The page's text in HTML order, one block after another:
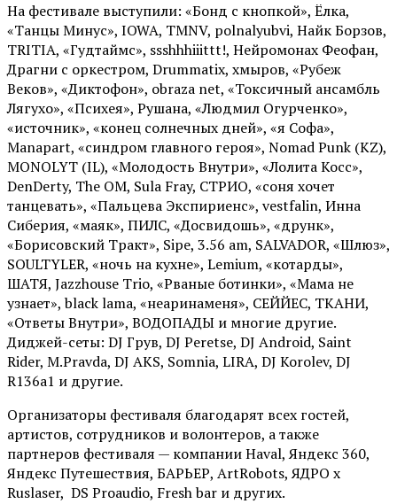
На фестивале выступили: «Бонд с кнопкой», Ёлка,
«Танцы Минус», IOWA, TMNV, polnalyubvi, Найк Борзов,
TRITIA, «Гудтаймс», ssshhhiiittt!, Нейромонах Феофан,
Драгни с оркестром, Drummatix, хмыров, «Рубеж
Веков», «Диктофон», obraza net, «Токсичный ансамбль
Лягухо», «Психея», Рушана, «Людмил Огурченко»,
«источник», «конец солнечных дней», «я Софа»,
Manapart, «синдром главного героя», Nomad Punk (KZ),
MONOLYT (IL), «Молодость Внутри», «Лолита Косс»,
DenDerty, The OM, Sula Fray, СТРИО, «соня хочет
танцевать», «Пальцева Экспириенс», vestfalin, Инна
Сиберия, «маяк», ПИЛС, «Досвидошь», «друнк»,
«Борисовский Тракт», Sipe, 3.56 am, SALVADOR, «Шлюз»,
SOULTYLER, «ночь на кухне», Lemium, «котарды»,
ШАТЯ, Jazzhouse Trio, «Рваные ботинки», «Мама не
узнает», black lama, «неаринаменя», СЕЙЙЕС, ТКАНИ,
«Ответы Внутри», ВОДОПАДЫ и многие другие.
Диджей-сеты: DJ Грув, DJ Peretse, DJ Android, Saint
Rider, М.Pravda, DJ AKS, Somnia, LIRA, DJ Korolev, DJ
R136a1 и другие.
Организаторы фестиваля благодарят всех гостей,
артистов, сотрудников и волонтеров, а также
партнеров фестиваля — компании Haval, Яндекс 360,
Яндекс Путешествия, БАРЬЕР, ArtRobots, ЯДРО х
Ruslaser, DS Proaudio, Fresh bar и других.